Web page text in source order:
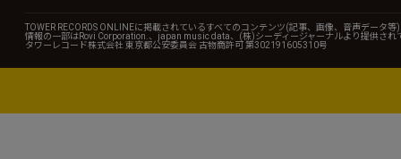
TOWER RECORDS ONLINEに掲載されているすべてのコンテンツ(記事、画像、音声データ
情報の一部はRovi Corporation.、japan music data、(株)シーディージャーナルより提供され
タワーレコード株式会社 東京都公安委員会 古物商許可 第302191605310号